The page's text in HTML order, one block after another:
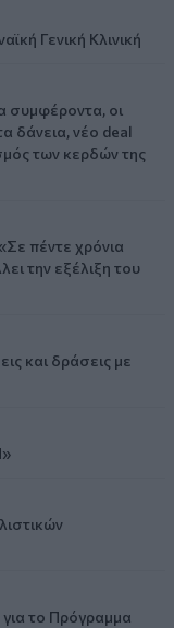
Γενική Κλινική
συμφέροντα, οι
δάνεια, νέο deal
των κερδών της
πέντε χρόνια
την εξέλιξη του
και δράσεις με
για το Πρόγραμμα